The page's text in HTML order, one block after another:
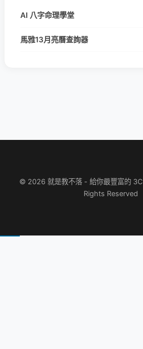
AI 八字命理學堂
馬雅13月亮曆查詢器
© 2026 就是教不落 - 給你最豐富的
Rights Reserved